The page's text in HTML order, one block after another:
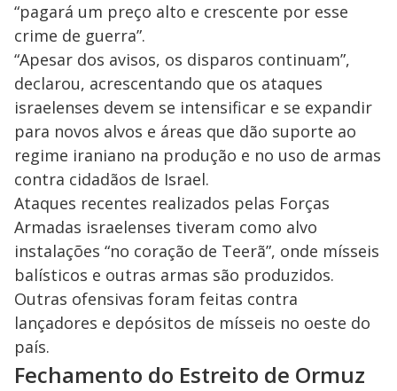
“pagará um preço alto e crescente por esse
crime de guerra”.
“Apesar dos avisos, os disparos continuam”,
declarou, acrescentando que os ataques
israelenses devem se intensificar e se expandir
para novos alvos e áreas que dão suporte ao
regime iraniano na produção e no uso de armas
contra cidadãos de Israel.
Ataques recentes realizados pelas Forças
Armadas israelenses tiveram como alvo
instalações “no coração de Teerã”, onde mísseis
balísticos e outras armas são produzidos.
Outras ofensivas foram feitas contra
lançadores e depósitos de mísseis no oeste do
país.
Fechamento do Estreito de Ormuz